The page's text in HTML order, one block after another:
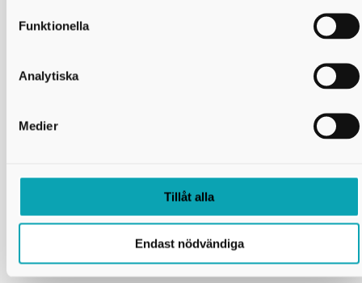
Funktionella
Analytiska
Medier
Tillåt alla
Endast nödvändiga
Telefon: 010-173 63 00
E-post:raddningstjansten@rtjskaraborg.se
Information och länkar
Om webbplatsen
Tillgänglighetsredogörelse